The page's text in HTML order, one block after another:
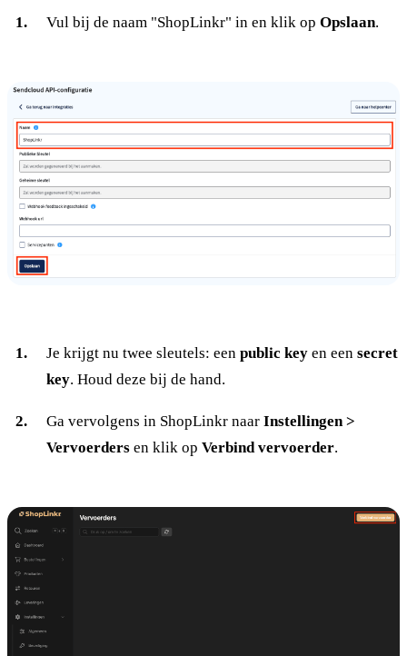
Vul bij de naam "ShopLinkr" in en klik op Opslaan.
Je krijgt nu twee sleutels: een public keyen een secret
key. Houd deze bij de hand.
Ga vervolgens in ShopLinkr naar Instellingen >
Vervoerdersen klik op Verbind vervoerder.